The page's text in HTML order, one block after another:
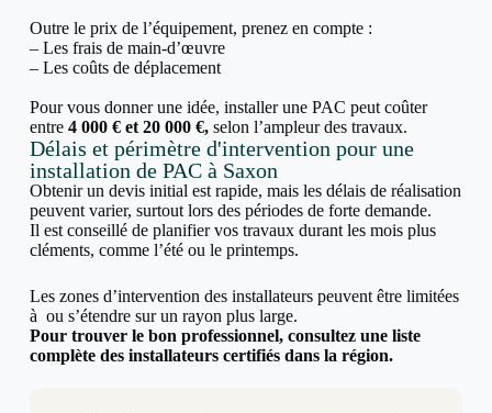
Outre le prix de l’équipement, prenez en compte :
– Les frais de main-d’œuvre
– Les coûts de déplacement
Pour vous donner une idée, installer une PAC peut coûter
entre 4 000 € et 20 000 €,selon l’ampleur des travaux.
Délais et périmètre d'intervention pour une
installation de PAC à Saxon
Obtenir un devis initial est rapide, mais les délais de réalisation
peuvent varier, surtout lors des périodes de forte demande.
Il est conseillé de planifier vos travaux durant les mois plus
cléments, comme l’été ou le printemps.
Les zones d’intervention des installateurs peuvent être limitées
à ou s’étendre sur un rayon plus large.
Pour trouver le bon professionnel, consultez une liste
complète des installateurs certifiés dans la région.